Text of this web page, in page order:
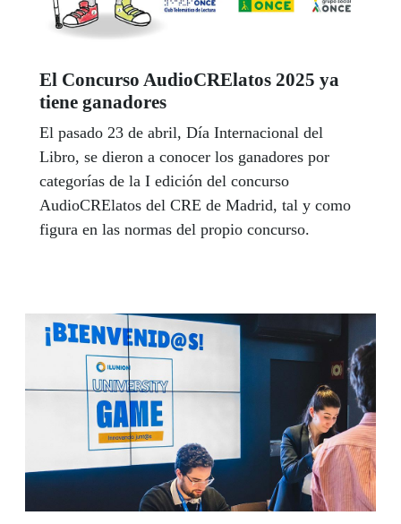
El Concurso AudioCRElatos 2025 ya
tiene ganadores
El pasado 23 de abril, Día Internacional del
Libro, se dieron a conocer los ganadores por
categorías de la I edición del concurso
AudioCRElatos del CRE de Madrid, tal y como
figura en las normas del propio concurso.